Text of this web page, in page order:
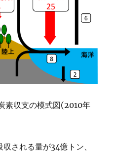
素収支の模式図(2010年
される量が34億トン、